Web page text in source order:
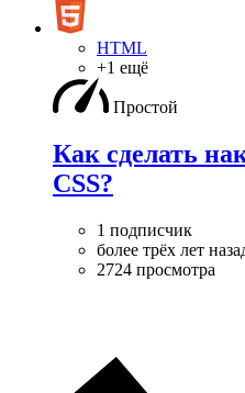
HTML
+1 ещё
Простой
Как сделать
CSS?
1 подписчик
более трёх лет
2724 просмотра